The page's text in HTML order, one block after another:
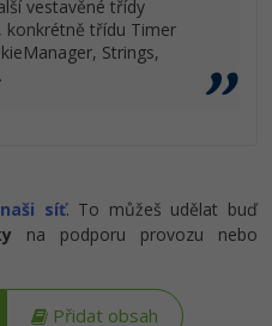
vestavěné třídy
konkrétně třídu Timer
Strings,
síť. To můžeš udělat buď
na podporu provozu nebo
Přidat obsah